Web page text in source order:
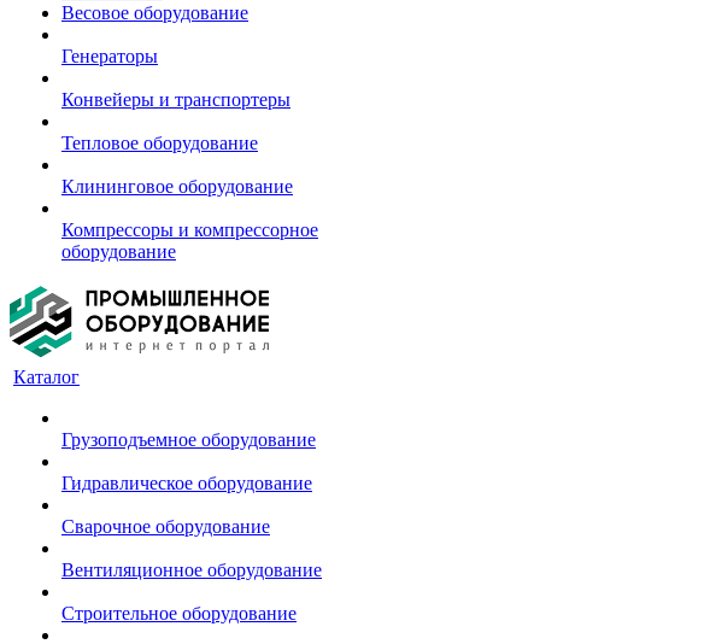
Весовое оборудование
Генераторы
Конвейеры и транспортеры
Тепловое оборудование
Клининговое оборудование
Компрессоры и компрессорное
оборудование
Каталог
Грузоподъемное оборудование
Гидравлическое оборудование
Сварочное оборудование
Вентиляционное оборудование
Строительное оборудование